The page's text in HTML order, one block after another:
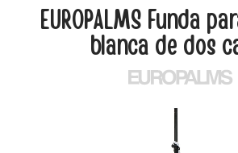
EUROPALMS Funda
blanca de dos